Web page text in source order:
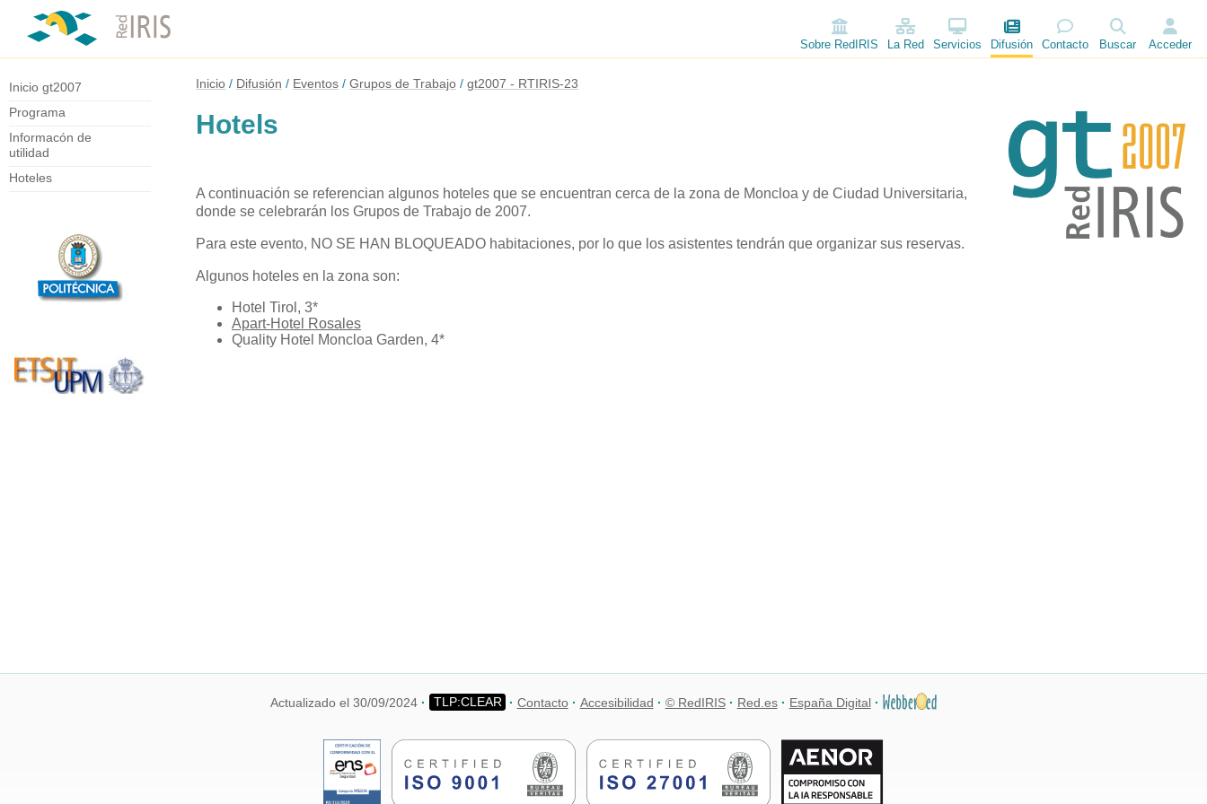
Sobre RedIRIS La Red Servicios Difusión Contacto Buscar Acceder
Inicio gt2007
Programa
Informacón de
utilidad
Hoteles
Inicio Difusión Eventos Grupos de Trabajo gt2007 - RTIRIS-23
Hotels
A continuación se referencian algunos hoteles que se encuentran cerca de la zona de Moncloa y de Ciudad Universitaria,
donde se celebrarán los Grupos de Trabajo de 2007.
Para este evento, NO SE HAN BLOQUEADO habitaciones, por lo que los asistentes tendrán que organizar sus reservas.
Algunos hoteles en la zona son:
Hotel Tirol, 3*
Apart-Hotel Rosales
Quality Hotel Moncloa Garden, 4*
Actualizado el 30/09/2024 Contacto Accesibilidad © RedIRIS Red.es España Digital